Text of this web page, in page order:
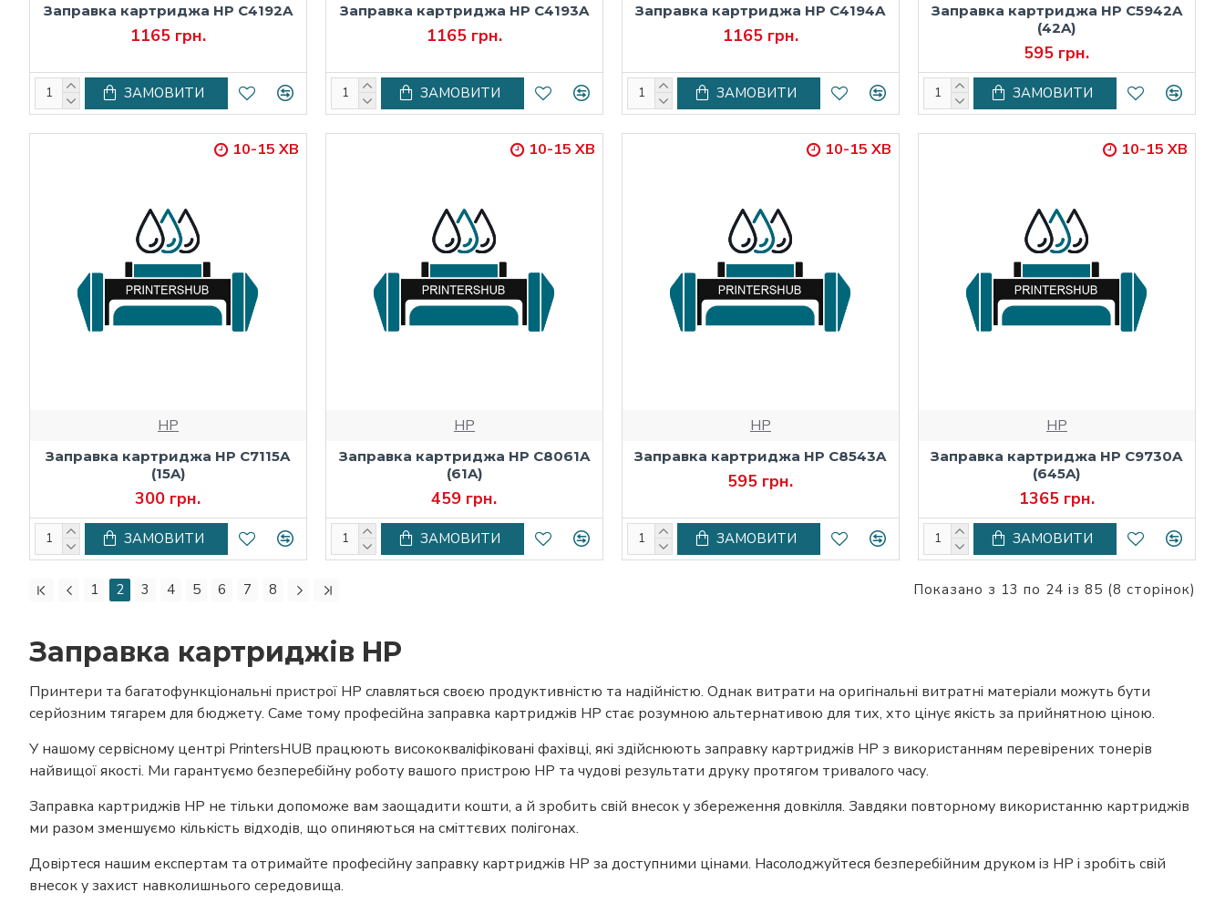
Заправка картриджа HP C4192A
1165 грн.
ЗАМОВИТИ
Заправка картриджа HP C4193A
1165 грн.
ЗАМОВИТИ
Заправка картриджа HP C4194A
1165 грн.
ЗАМОВИТИ
Заправка картриджа HP C5942A
(42A)
595 грн.
ЗАМОВИТИ
10-15 ХВ
HP
Заправка картриджа HP C7115A
(15A)
300 грн.
ЗАМОВИТИ
10-15 ХВ
HP
Заправка картриджа HP C8061A
(61A)
459 грн.
ЗАМОВИТИ
10-15 ХВ
HP
Заправка картриджа HP C8543A
595 грн.
ЗАМОВИТИ
10-15 ХВ
HP
Заправка картриджа HP C9730A
(645A)
1365 грн.
ЗАМОВИТИ
1 2 3 4 5 6 7 8 Показано з 13 по 24 із 85 (8 сторінок)
Заправка картриджів HP
Принтери та багатофункціональні пристрої HP славляться своєю продуктивністю та надійністю. Однак витрати на оригінальні витратні матеріали можуть бути
серйозним тягарем для бюджету. Саме тому професійна заправка картриджів HP стає розумною альтернативою для тих, хто цінує якість за прийнятною ціною.
У нашому сервісному центрі PrintersHUB працюють висококваліфіковані фахівці, які здійснюють заправку картриджів HP з використанням перевірених тонерів
найвищої якості. Ми гарантуємо безперебійну роботу вашого пристрою HP та чудові результати друку протягом тривалого часу.
Заправка картриджів HP не тільки допоможе вам заощадити кошти, а й зробить свій внесок у збереження довкілля. Завдяки повторному використанню картриджів
ми разом зменшуємо кількість відходів, що опиняються на сміттєвих полігонах.
Довіртеся нашим експертам та отримайте професійну заправку картриджів HP за доступними цінами. Насолоджуйтеся безперебійним друком із HP і зробіть свій
внесок у захист навколишнього середовища.